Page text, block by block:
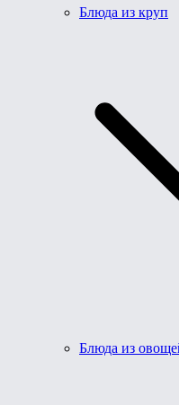
Блюда из круп
Блюда из